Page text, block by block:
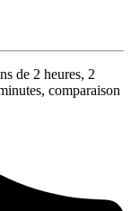
de 2 heures, 2
, comparaison